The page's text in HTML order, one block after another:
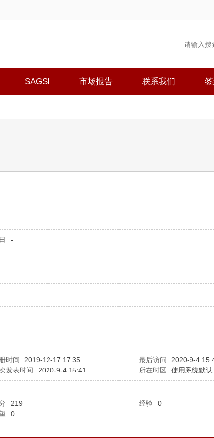
SAGSI 市场报告 联系我们
-
时间 2019-12-17 17:35 最后访问
2020-9-4
次发表时间 2020-9-4 15:41 所在时区 使用系统默认
219 经验
0
0